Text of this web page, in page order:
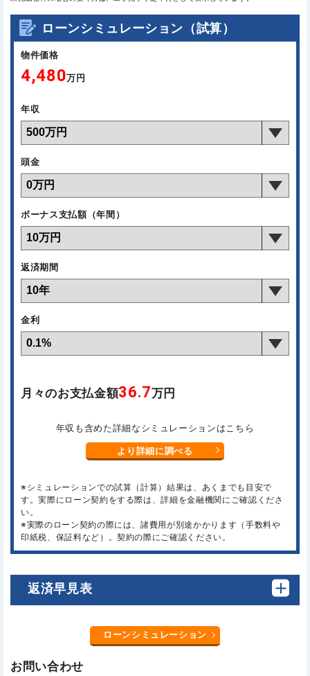
ローンシミュレーション（試算）
物件価格
4,480万円
年収
頭金
ボーナス支払額（年間）
返済期間
金利
月々のお支払金額36.7万円
年収も含めた詳細なシミュレーションはこちら
より詳細に調べる
※シミュレーションでの試算（計算）結果は、あくまでも目安で
す。実際にローン契約をする際は、詳細を金融機関にご確認くださ
い。
※実際のローン契約の際には、諸費用が別途かかります（手数料や
印紙税、保証料など）。契約の際にご確認ください。
返済早見表
ローンシミュレーション
お問い合わせ